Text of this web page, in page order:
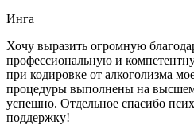
Инга
Хочу выразить огромную
профессиональную и
при кодировке от алкоголизма
процедуры выполнены на
успешно. Отдельное спасибо
поддержку!